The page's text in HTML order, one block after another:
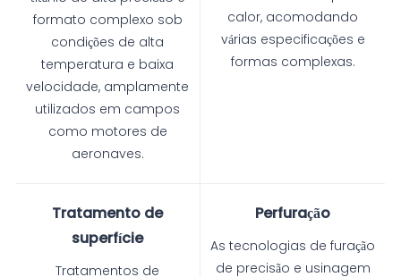
formato complexo sob
condições de alta
temperatura e baixa
velocidade, amplamente
utilizados em campos
como motores de
aeronaves.
calor, acomodando
várias especificações e
formas complexas.
Tratamento de
superfície
Tratamentos de
Perfuração
As tecnologias de furação
de precisão e usinagem